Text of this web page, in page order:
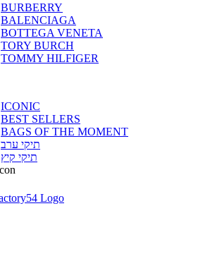
BURBERRY
BALENCIAGA
BOTTEGA VENETA
TORY BURCH
TOMMY HILFIGER
ICONIC
BEST SELLERS
BAGS OF THE MOMENT
תיקי ערב
תיקי קיץ